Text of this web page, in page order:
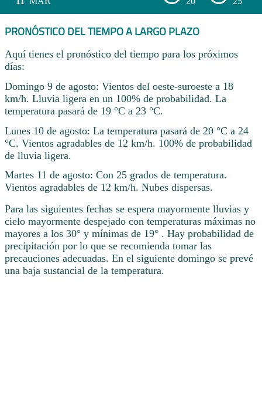
PRONÓSTICO DEL TIEMPO A LARGO PLAZO
Aquí tienes el pronóstico del tiempo para los próximos
días:
Domingo 9 de agosto: Vientos del oeste-suroeste a 18
km/h. Lluvia ligera en un 100% de probabilidad. La
temperatura pasará de 19 °C a 23 °C.
Lunes 10 de agosto: La temperatura pasará de 20 °C a 24
°C. Vientos agradables de 12 km/h. 100% de probabilidad
de lluvia ligera.
Martes 11 de agosto: Con 25 grados de temperatura.
Vientos agradables de 12 km/h. Nubes dispersas.
Para las siguientes fechas se espera mayormente lluvias y
cielo mayormente despejado con temperaturas máximas no
mayores a los 30° y mínimas de 19° . Hay probabilidad de
precipitación por lo que se recomienda tomar las
precauciones adecuadas. En el siguiente domingo se prevé
una baja sustancial de la temperatura.